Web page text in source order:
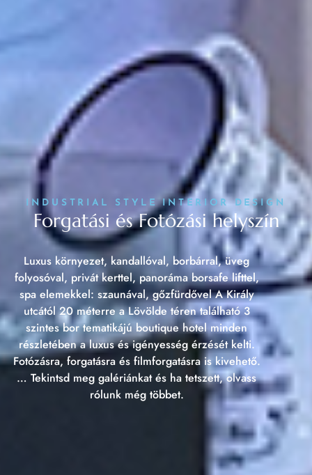
INDUSTRIAL STYLE INTERIOR DESIGN
Forgatási és Fotózási helyszín
Luxus környezet, kandallóval, borbárral, üveg
folyosóval, privát kerttel, panoráma borsafe lifttel,
spa elemekkel: szaunával, gőzfürdővel A Király
utcától 20 méterre a Lövölde téren található 3
szintes bor tematikájú boutique hotel minden
részletében a luxus és igényesség érzését kelti.
Fotózásra, forgatásra és filmforgatásra is kivehető.
… Tekintsd meg galériánkat és ha tetszett, olvass
rólunk még többet.